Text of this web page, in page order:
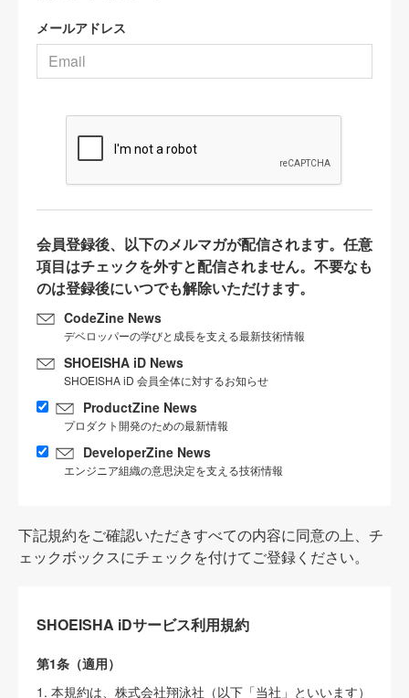
メールアドレス
会員登録後、以下のメルマガが配信されます。任意
項目はチェックを外すと配信されません。不要なも
のは登録後にいつでも解除いただけます。
CodeZine News
デベロッパーの学びと成長を支える最新技術情報
SHOEISHA iD News
SHOEISHA iD 会員全体に対するお知らせ
ProductZine News
プロダクト開発のための最新情報
DeveloperZine News
エンジニア組織の意思決定を支える技術情報
下記規約をご確認いただきすべての内容に同意の上、チ
ェックボックスにチェックを付けてご登録ください。
SHOEISHA iDサービス利用規約
第1条（適用）
1. 本規約は、株式会社翔泳社（以下「当社」といいます）